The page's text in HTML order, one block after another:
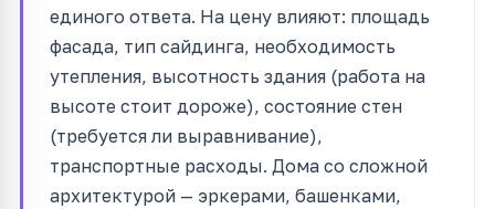
единого ответа. На цену влияют: площадь
фасада, тип сайдинга, необходимость
утепления, высотность здания (работа на
высоте стоит дороже), состояние стен
(требуется ли выравнивание),
транспортные расходы. Дома со сложной
архитектурой — эркерами, башенками,